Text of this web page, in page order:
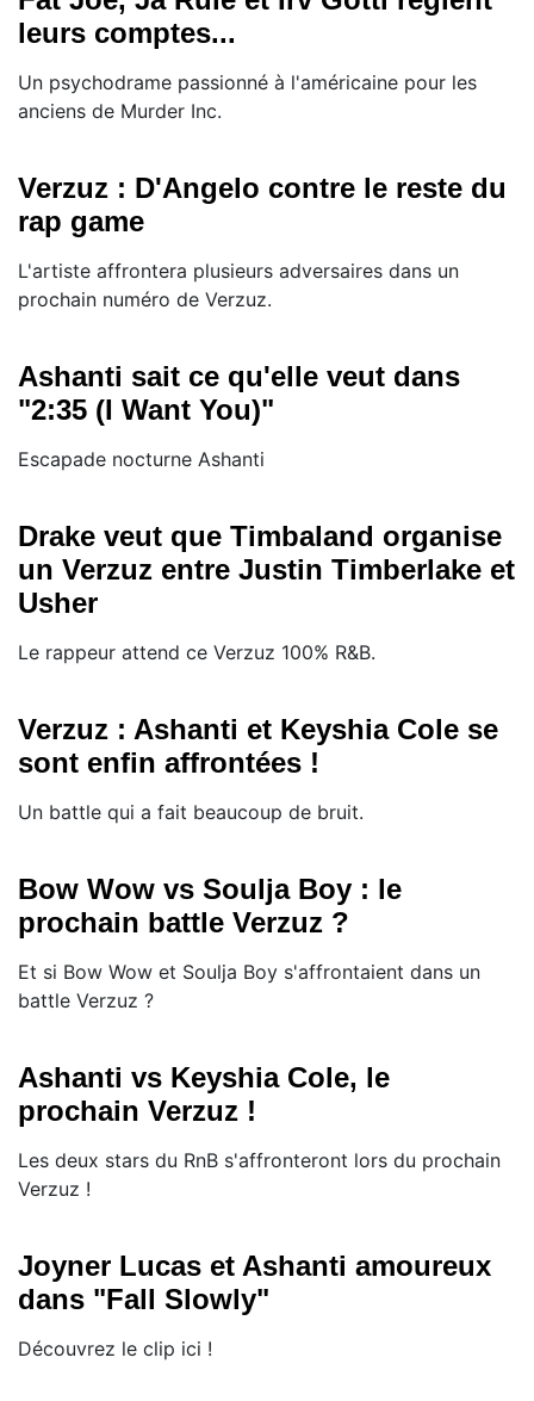
leurs comptes...
Un psychodrame passionné à l'américaine pour les
anciens de Murder Inc.
Verzuz : D'Angelo contre le reste du
rap game
L'artiste affrontera plusieurs adversaires dans un
prochain numéro de Verzuz.
Ashanti sait ce qu'elle veut dans
"2:35 (I Want You)"
Escapade nocturne Ashanti
Drake veut que Timbaland organise
un Verzuz entre Justin Timberlake et
Usher
Le rappeur attend ce Verzuz 100% R&B.
Verzuz : Ashanti et Keyshia Cole se
sont enfin affrontées !
Un battle qui a fait beaucoup de bruit.
Bow Wow vs Soulja Boy : le
prochain battle Verzuz ?
Et si Bow Wow et Soulja Boy s'affrontaient dans un
battle Verzuz ?
Ashanti vs Keyshia Cole, le
prochain Verzuz !
Les deux stars du RnB s'affronteront lors du prochain
Verzuz !
Joyner Lucas et Ashanti amoureux
dans "Fall Slowly"
Découvrez le clip ici !